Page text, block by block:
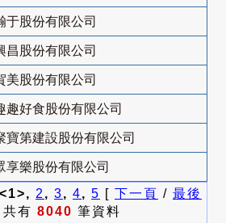
于股份有限公司
昌股份有限公司
美股份有限公司
趣好食股份有限公司
寶第建設股份有限公司
享樂股份有限公司
<1>, 2 , 3, 4, 5 [ 下一頁 / 最後
有 8040 筆資料